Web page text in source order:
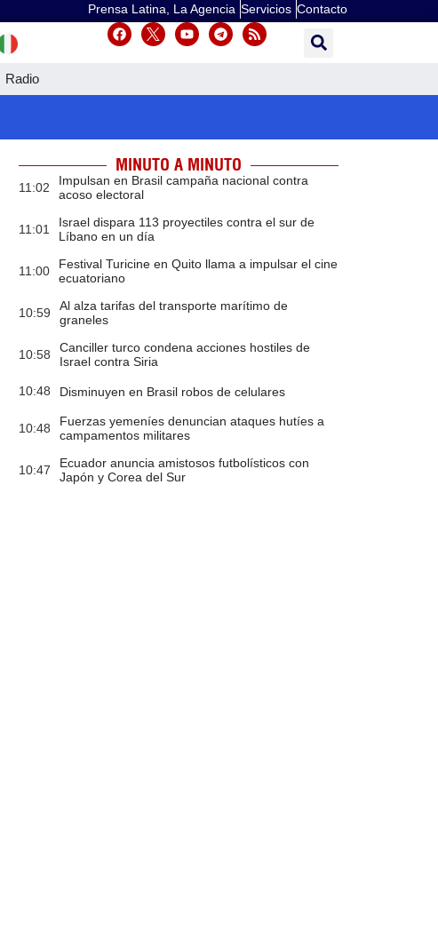
Prensa Latina, La Agencia Servicios Contacto
Radio
MINUTO A MINUTO
11:02
Impulsan en Brasil campaña nacional contra
acoso electoral
11:01
Israel dispara 113 proyectiles contra el sur de
Líbano en un día
11:00
Festival Turicine en Quito llama a impulsar el cine
ecuatoriano
10:59
Al alza tarifas del transporte marítimo de
graneles
10:58
Canciller turco condena acciones hostiles de
Israel contra Siria
10:48 Disminuyen en Brasil robos de celulares
10:48
Fuerzas yemeníes denuncian ataques hutíes a
campamentos militares
10:47
Ecuador anuncia amistosos futbolísticos con
Japón y Corea del Sur